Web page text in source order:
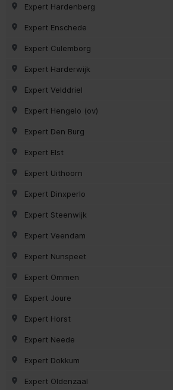
Expert Hardenberg
Expert Enschede
Expert Culemborg
Expert Harderwijk
Expert Velddriel
Expert Hengelo (ov)
Expert Den Burg
Expert Elst
Expert Uithoorn
Expert Dinxperlo
Expert Steenwijk
Expert Veendam
Expert Nunspeet
Expert Ommen
Expert Joure
Expert Horst
Expert Neede
Expert Dokkum
Expert Oldenzaal